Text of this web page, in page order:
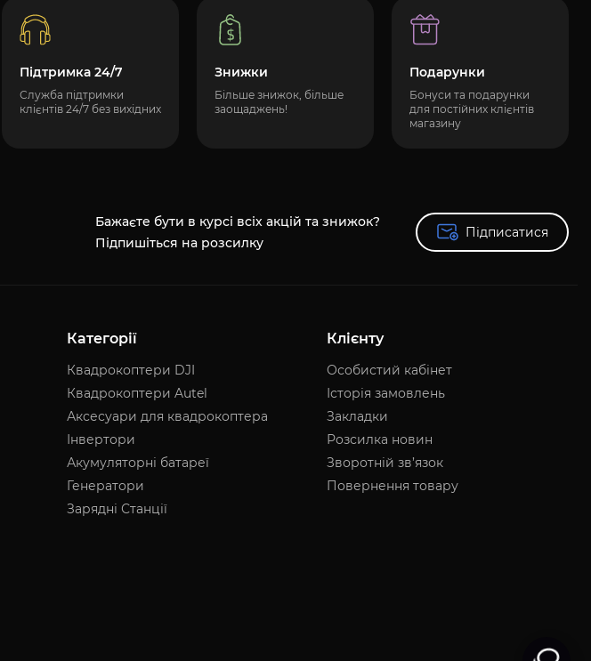
Підтримка 24/7
Служба підтримки
клієнтів 24/7 без вихідних
Знижки
Більше знижок, більше
заощаджень!
Подарунки
Бонуси та подарунки
для постійних клієнтів
магазину
Бажаєте бути в курсі всіх акцій та знижок?
Підпишіться на розсилку
Підписатися
Підписатися
Категорії
Квадрокоптери DJI
Квадрокоптери Autel
Аксесуари для квадрокоптера
Інвертори
Акумуляторні батареї
Генератори
Зарядні Станції
Клієнту
Особистий кабінет
Історія замовлень
Закладки
Розсилка новин
Зворотній зв’язок
Повернення товару